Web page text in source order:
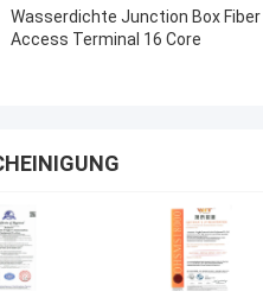
Wasserdichte Junction Box Fiber
Access Terminal 16 Core